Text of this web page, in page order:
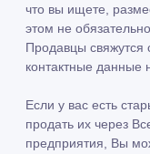
что вы ищете,
этом не
Продавцы
контактные данные
Если у вас есть
продать их через
предприятия, Вы